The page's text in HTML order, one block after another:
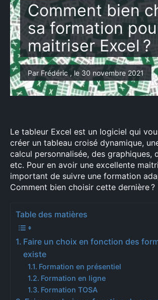
Comment bien
sa formation
maitriser Excel ?
Par Frédéric , le 30 novembre 2021
Le tableur Excel est un logiciel qui
créer un tableau croisé dynamique,
calcul personnalisée, des graphiques,
etc. Pour en avoir une excellente
important de suivre une formation
Comment bien choisir cette dernière ?
Table des matières
Faire un choix en fonction des
existe
Formation en présentiel
Formation en ligne
Formation TOSA